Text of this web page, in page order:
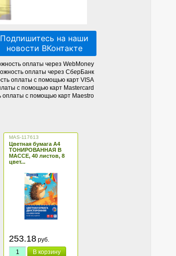
Подпишитесь на наши
новости ВКонтакте
MAS-117613
Цветная бумага А4
ТОНИРОВАННАЯ В
МАССЕ, 40 листов, 8
цвет...
253.18 руб.
В корзину